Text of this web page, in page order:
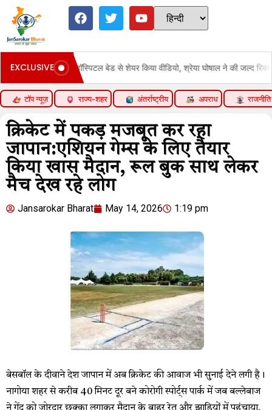
EXCLUSIVE
गाया:हॉस्पिटल बेड से शेयर किया वीडियो, श्रेया घोषाल ने की जल्द रिकवरी की कामना
टॉप न्यूज़ राज्य-शहर अंतर्राष्ट्रीय अपराध राजनीति
क्रिकेट में पकड़ मजबूत कर रहा
जापान:एशियन गेम्स के लिए तैयार
किया खास मैदान, रूल बुक साथ लेकर
मैच देख रहे लोग
Jansarokar Bharat May 14, 2026 1:19 pm
बेसबॉल के दीवाने देश जापान में अब क्रिकेट की आवाज भी सुनाई देने लगी है।
नागोया शहर से करीब 40 मिनट दूर बने कोरोगी स्पोर्ट्स पार्क में जब बल्लेबाज